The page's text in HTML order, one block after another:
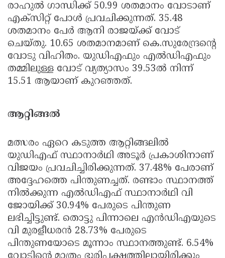
രാഹുല്‍ ഗാന്ധിക്ക് 50.99 ശതമാനം വോടാണ്
എക്‌സിറ്റ് പോള്‍ പ്രവചിക്കുന്നത്. 35.48
ശതമാനം പേര്‍ ആനി രാജയ്ക്ക് വോട്
ചെയ്തു. 10.65 ശതമാനമാണ് കെ.സുരേന്ദ്രന്റെ
വോടു വിഹിതം. യുഡിഎഫും എല്‍ഡിഎഫും
തമ്മിലുള്ള വോട് വ്യത്യാസം 39.53ല്‍ നിന്ന്
15.51 ആയാണ് കുറഞ്ഞത്.
ആറ്റിങ്ങല്‍
മത്സരം ഏറെ കടുത്ത ആറ്റിങ്ങലില്‍
യുഡിഎഫ് സ്ഥാനാര്‍ഥി അടൂര്‍ പ്രകാശിനാണ്
വിജയം പ്രവചിച്ചിരിക്കുന്നത്. 37.48% പേരാണ്
അദ്ദേഹത്തെ പിന്തുണച്ചത്. രണ്ടാം സ്ഥാനത്ത്
നില്‍ക്കുന്ന എല്‍ഡിഎഫ് സ്ഥാനാര്‍ഥി വി
ജോയിക്ക് 30.94% പേരുടെ പിന്തുണ
ലഭിച്ചിട്ടുണ്ട്. തൊട്ടു പിന്നാലെ എന്‍ഡിഎയുടെ
വി മുരളീധരന്‍ 28.73% പേരുടെ
പിന്തുണയോടെ മൂന്നാം സ്ഥാനത്തുണ്ട്. 6.54%